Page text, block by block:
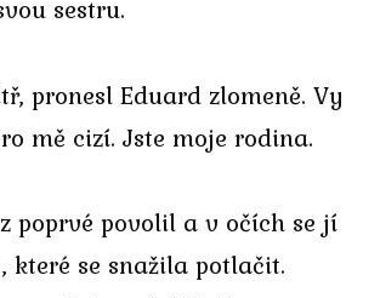
sestru.
pronesl Eduard zlomeně. Vy
mě cizí. Jste moje rodina.
poprvé povolil a v očích se jí
které se snažila potlačit.